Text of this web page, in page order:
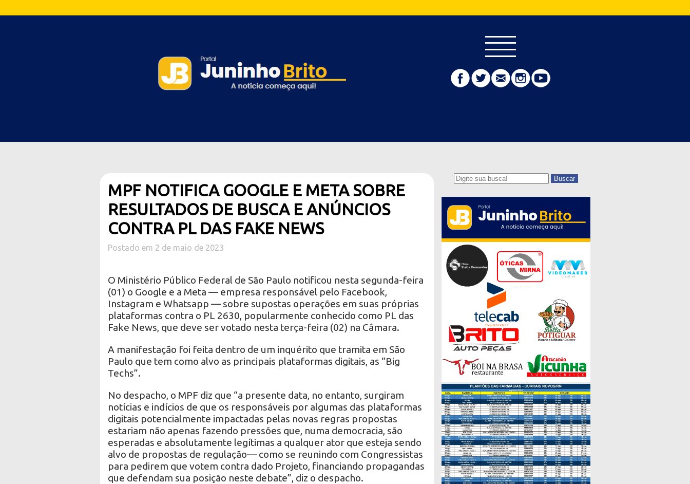
MPF NOTIFICA GOOGLE E META SOBRE
RESULTADOS DE BUSCA E ANÚNCIOS
CONTRA PL DAS FAKE NEWS
Postado em 2 de maio de 2023
O Ministério Público Federal de São Paulo notificou nesta segunda-feira
(01) o Google e a Meta — empresa responsável pelo Facebook,
Instagram e Whatsapp — sobre supostas operações em suas próprias
plataformas contra o PL 2630, popularmente conhecido como PL das
Fake News, que deve ser votado nesta terça-feira (02) na Câmara.
A manifestação foi feita dentro de um inquérito que tramita em São
Paulo que tem como alvo as principais plataformas digitais, as “Big
Techs”.
No despacho, o MPF diz que “a presente data, no entanto, surgiram
notícias e indícios de que os responsáveis por algumas das plataformas
digitais potencialmente impactadas pelas novas regras propostas
estariam não apenas fazendo pressões que, numa democracia, são
esperadas e absolutamente legítimas a qualquer ator que esteja sendo
alvo de propostas de regulação— como se reunindo com Congressistas
para pedirem que votem contra dado Projeto, financiando propagandas
que defendam sua posição neste debate”, diz o despacho.
Buscar